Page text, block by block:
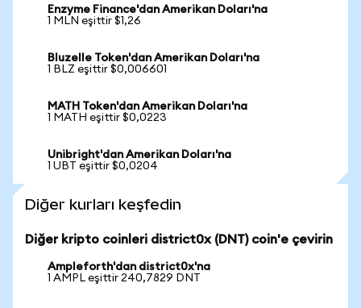
Enzyme Finance'dan Amerikan Doları'na
1 MLN eşittir $1,26
Bluzelle Token'dan Amerikan Doları'na
1 BLZ eşittir $0,006601
MATH Token'dan Amerikan Doları'na
1 MATH eşittir $0,0223
Unibright'dan Amerikan Doları'na
1 UBT eşittir $0,0204
Diğer kurları keşfedin
Diğer kripto coinleri district0x (DNT) coin'e çevirin
Ampleforth'dan district0x'na
1 AMPL eşittir 240,7829 DNT